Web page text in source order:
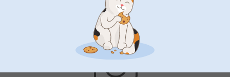
Bonus på alla dina köp